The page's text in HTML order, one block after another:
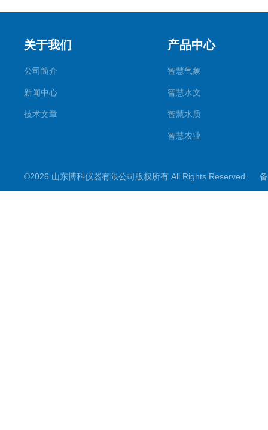
关于我们
公司简介
新闻中心
技术文章
产品中心
智慧气象
智慧水文
智慧水质
智慧农业
微型气象仪
©2026 山东博科仪器有限公司版权所有 All Rights Reserved.